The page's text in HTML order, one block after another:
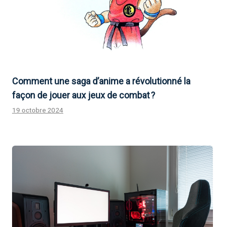
Comment une saga d’anime a révolutionné la
façon de jouer aux jeux de combat ?
19 octobre 2024